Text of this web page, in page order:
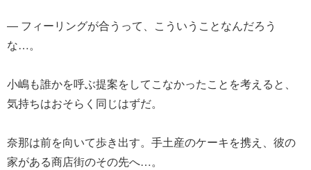
― フィーリングが合うって、こういうことなんだろう
な…。
小嶋も誰かを呼ぶ提案をしてこなかったことを考えると、
気持ちはおそらく同じはずだ。
奈那は前を向いて歩き出す。手土産のケーキを携え、彼の
家がある商店街のその先へ…。